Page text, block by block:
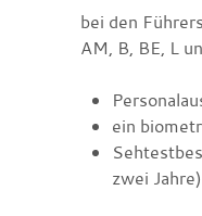
bei den
AM, B, BE, L
ein
zwei Jahre)